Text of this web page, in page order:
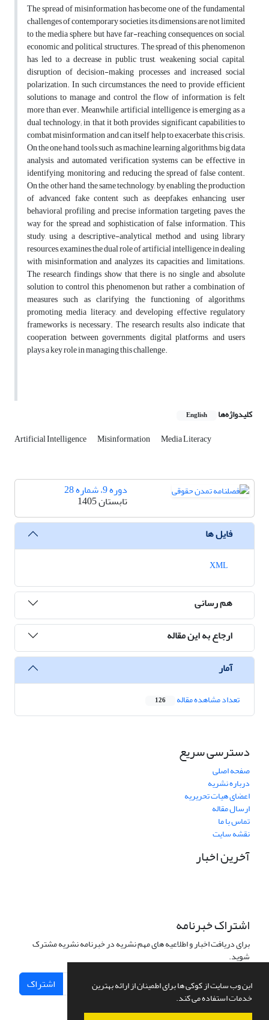
این وب سایت از کوکی ها برای اطمینان از ارائه بهترین
خدمات استفاده می کند.
The spread of misinformation has become one of the fundamental
challenges of contemporary societies, its dimensions are not limited
to the media sphere, but have far-reaching consequences on social,
economic and political structures. The spread of this phenomenon
has led to a decrease in public trust, weakening social capital,
disruption of decision-making processes and increased social
polarization. In such circumstances, the need to provide efficient
solutions to manage and control the flow of information is felt
more than ever.Meanwhile, artificial intelligence is emerging as a
dual technology; in that it both provides significant capabilities to
combat misinformation and can itself help to exacerbate this crisis.
On the one hand, tools such as machine learning algorithms, big data
analysis, and automated verification systems can be effective in
identifying, monitoring, and reducing the spread of false content.
On the other hand, the same technology, by enabling the production
of advanced fake content such as deepfakes, enhancing user
behavioral profiling, and precise information targeting, paves the
way for the spread and sophistication of false information.This
study, using a descriptive-analytical method and using library
resources, examines the dual role of artificial intelligence in dealing
with misinformation and analyzes its capacities and limitations.
The research findings show that there is no single and absolute
solution to control this phenomenon, but rather a combination of
measures such as clarifying the functioning of algorithms,
promoting media literacy, and developing effective regulatory
frameworks is necessary. The research results also indicate that
cooperation between governments, digital platforms, and users
plays a key role in managing this challenge.
کلیدواژه‌ها English
Artificial Intelligence Misinformation Media Literacy
دوره 9، شماره 28
تابستان 1405
فایل ها
هم رسانی
ارجاع به این مقاله
آمار
تعداد مشاهده مقاله 126
دسترسی سریع
صفحه اصلی
درباره نشریه
اعضای هیات تحریریه
ارسال مقاله
تماس با ما
نقشه سایت
آخرین اخبار
اشتراک خبرنامه
برای دریافت اخبار و اطلاعیه های مهم نشریه در خبرنامه نشریه مشترک
شوید.
اشتراک